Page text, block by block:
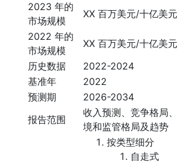
2023 年的
市场规模
XX 百万美元/十亿美元
2022 年的
市场规模
XX 百万美元/十亿美元
历史数据
2022-2024
基准年
2022
预测期
2026-2034
报告范围
收入预测、竞争格局
境和监管格局及趋势
按类型细分
自走式